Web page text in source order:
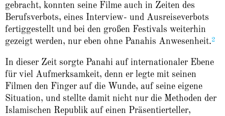
gebracht, konnten seine Filme auch in Zeiten des
Berufsverbots, eines Interview- und Ausreiseverbots
fertiggestellt und bei den großen Festivals weiterhin
gezeigt werden, nur eben ohne Panahis Anwesenheit.2
In dieser Zeit sorgte Panahi auf internationaler Ebene
für viel Aufmerksamkeit, denn er legte mit seinen
Filmen den Finger auf die Wunde, auf seine eigene
Situation, und stellte damit nicht nur die Methoden der
Islamischen Republik auf einen Präsentierteller,